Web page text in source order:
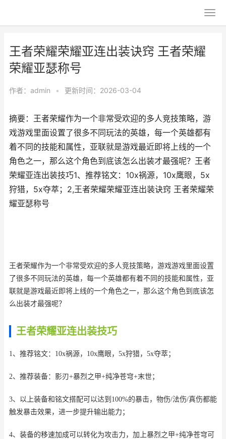
王者荣耀荣耀亚连出装诀窍 王者荣耀
荣耀亚瑟称号
作者： admin • 更新时间：2026-03-04
摘要：王者荣耀作为一个非常受欢迎的多人竞技策略，游
戏游戏里面设置了很多不同玩法的英雄，每一个英雄都有
着不同的技能和属性，亚联就是游戏最近即将上线的一个
角色之一，那么这个角色到底该怎么出装才最强呢？王者
荣耀亚连出装技巧1、推荐铭文：10x祸源，10x鹰眼，5x
狩猎，5x夺萃；2,王者荣耀荣耀亚连出装诀窍 王者荣耀荣
耀亚瑟称号
王者荣耀作为一个非常受欢迎的多人竞技策略，游戏游戏里面设置
了很多不同玩法的英雄，每一个英雄都有着不同的技能和属性，亚
联就是游戏最近即将上线的一个角色之一，那么这个角色到底该怎
么出装才最强呢？
王者荣耀亚连出装技巧
1、推荐铭文：10x祸源，10x鹰眼，5x狩猎，5x夺萃；
2、推荐装备：影刃+暴烈之甲+纯净苍穹+末世；
3、以上装备和铭文搭配可以达到100%的暴击，物伤/法伤/真伤都能
触发暴击效果，进一步提升输出能力；
4、装备的移速加成可以转化为攻击力，加上暴烈之甲+纯净苍穹可